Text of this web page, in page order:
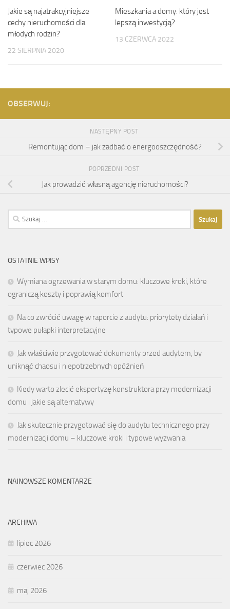
Jakie są najatrakcyjniejsze
cechy nieruchomości dla
młodych rodzin?
22 SIERPNIA 2020
Mieszkania a domy: który jest
lepszą inwestycją?
13 CZERWCA 2022
OBSERWUJ:
NASTĘPNY POST
Remontując dom – jak zadbać o energooszczędność?
POPRZEDNI POST
Jak prowadzić własną agencję nieruchomości?
Szukaj:
OSTATNIE WPISY
Wymiana ogrzewania w starym domu: kluczowe kroki, które
ograniczą koszty i poprawią komfort
Na co zwrócić uwagę w raporcie z audytu: priorytety działań i
typowe pułapki interpretacyjne
Jak właściwie przygotować dokumenty przed audytem, by
uniknąć chaosu i niepotrzebnych opóźnień
Kiedy warto zlecić ekspertyzę konstruktora przy modernizacji
domu i jakie są alternatywy
Jak skutecznie przygotować się do audytu technicznego przy
modernizacji domu – kluczowe kroki i typowe wyzwania
NAJNOWSZE KOMENTARZE
ARCHIWA
lipiec 2026
czerwiec 2026
maj 2026